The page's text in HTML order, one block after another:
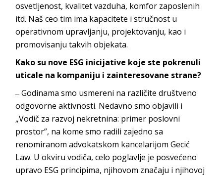
osvetljenost, kvalitet vazduha, komfor zaposlenih
itd. Naš ceo tim ima kapacitete i stručnost u
operativnom upravljanju, projektovanju, kao i
promovisanju takvih objekata.
Kako su nove ESG inicijative koje ste pokrenuli
uticale na kompaniju i zainteresovane strane?
‒ Godinama smo usmereni na različite društveno
odgovorne aktivnosti. Nedavno smo objavili i
„Vodič za razvoj nekretnina: primer poslovni
prostor”, na kome smo radili zajedno sa
renomiranom advokatskom kancelarijomGecić
Law. U okviru vodiča, celo poglavlje je posvećeno
upravo ESG principima, njihovom značaju i njihovoj